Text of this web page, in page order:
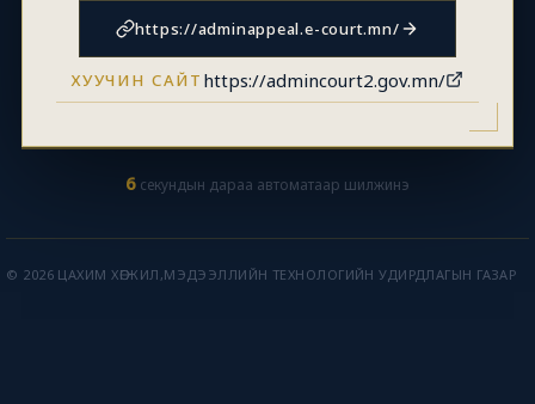
https://adminappeal.e-court.mn/
ХУУЧИН САЙТ https://admincourt2.gov.mn/
6 секундын дараа автоматаар шилжинэ
© 2026 ЦАХИМ ХӨГЖИЛ,МЭДЭЭЛЛИЙН ТЕХНОЛОГИЙН УДИРДЛАГЫН ГАЗАР